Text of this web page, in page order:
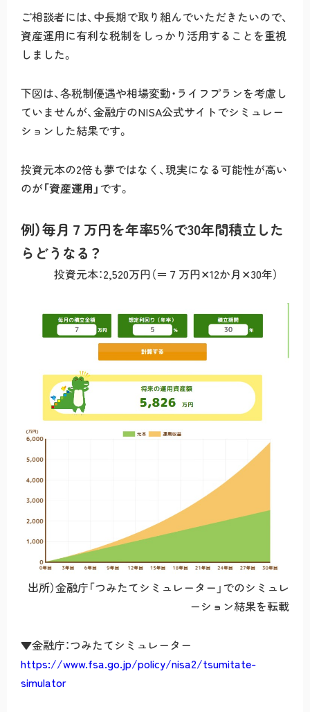
ご相談者には、中長期で取り組んでいただきたいので、
資産運用に有利な税制をしっかり活用することを重視
しました。
下図は、各税制優遇や相場変動・ライフプランを考慮し
ていませんが、金融庁のNISA公式サイトでシミュレー
ションした結果です。
投資元本の2倍も夢ではなく、現実になる可能性が高い
のが「資産運用」です。
例）毎月７万円を年率5％で30年間積立した
らどうなる？
投資元本：2,520万円（＝７万円✕12か月✕30年）
出所）金融庁「つみたてシミュレーター」でのシミュレ
ーション結果を転載
▼金融庁：つみたてシミュレーター
https://www.fsa.go.jp/policy/nisa2/tsumitate-
simulator